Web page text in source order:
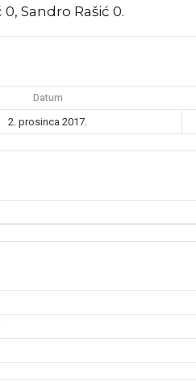
Sandro Rašić 0.
Datum
2. prosinca 2017.